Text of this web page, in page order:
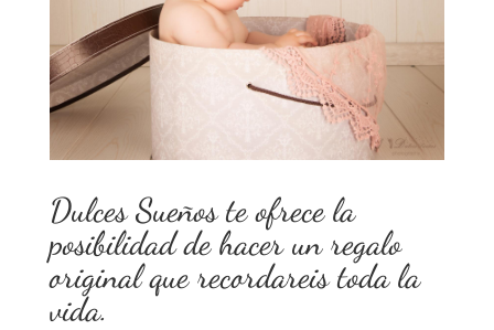
Dulces Sueños te ofrece la
posibilidad de hacer un regalo
original que recordareis toda la
vida.